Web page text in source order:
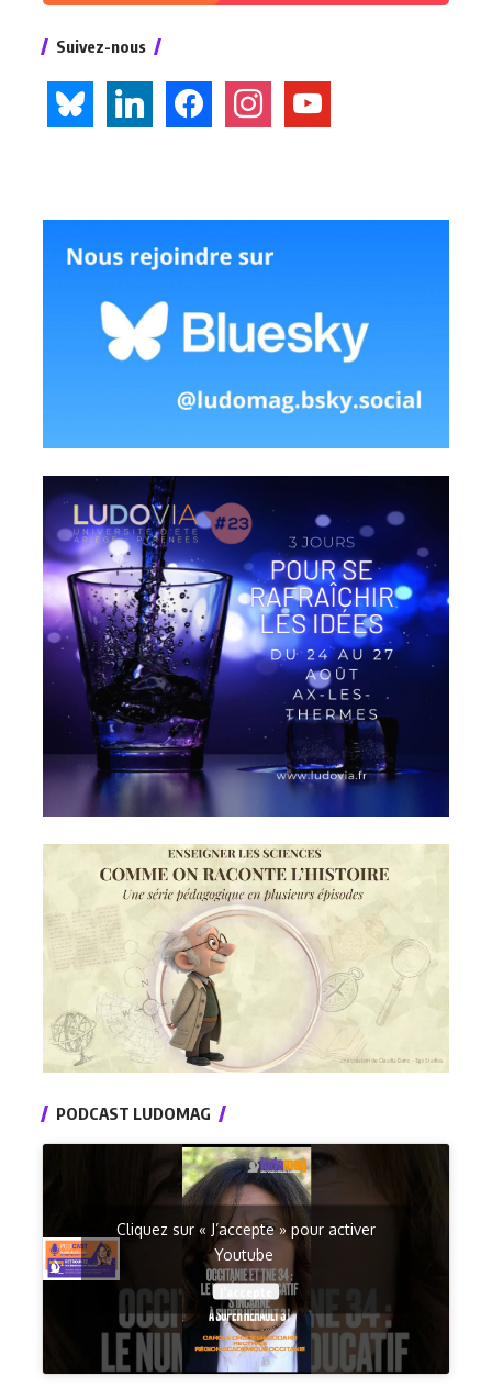
Suivez-nous
bluesky linkedin facebook instagramyoutube
PODCAST LUDOMAG
Cliquez sur « J’accepte » pour activer
Youtube